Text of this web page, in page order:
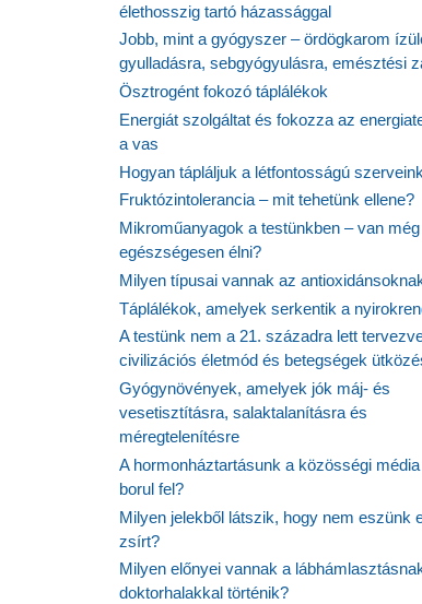
élethosszig tartó házassággal
Jobb, mint a gyógyszer – ördögkarom
gyulladásra, sebgyógyulásra, emésztési
Ösztrogént fokozó táplálékok
Energiát szolgáltat és fokozza az
a vas
Hogyan tápláljuk a létfontosságú
Fruktózintolerancia – mit tehetünk ellene?
Mikroműanyagok a testünkben – van
egészségesen élni?
Milyen típusai vannak az
Táplálékok, amelyek serkentik a
A testünk nem a 21. századra lett
civilizációs életmód és betegségek
Gyógynövények, amelyek jók máj- és
vesetisztításra, salaktalanításra és
méregtelenítésre
A hormonháztartásunk a közösségi
borul fel?
Milyen jelekből látszik, hogy nem eszünk
zsírt?
Milyen előnyei vannak a
doktorhalakkal történik?